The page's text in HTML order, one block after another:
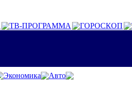
ТВ-ПРОГРАММА ГОРОСКОП
Экономика
Авто